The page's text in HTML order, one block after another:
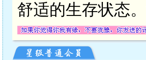
舒适的生存状态